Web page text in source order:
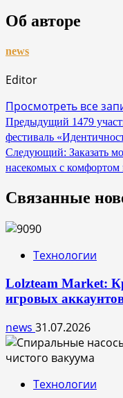
Об авторе
news
Editor
Просмотреть все
Навигация
по
записям
Предыдущий 1479
фестиваль
Следующий: Заказать
насекомых с комфортом
Связанные
Технологии
Lolzteam Market:
игровых
news 31.07.2026
Технологии